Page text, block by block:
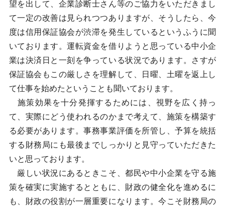
望を出して、企業診断士さん等のご協力をいただきまし
て一定の改善は見られつつありますが、そうしたら、今
度は信用保証協会が渋滞を発生しているというふうに聞
いております。運転資金を借りようと思っている中小企
業は決済日と一刻を争っている状況であります。さすが
保証協会もこの厳しさを理解して、日曜、土曜を返上し
て仕事を始めたということも聞いております。
施策効果を十分発揮するためには、視野を広く持っ
て、実際にどう使われるのかまで考えて、施策を構築す
る必要があります。事務事業評価を所管し、予算を統括
する財務局にも最後までしっかりと見守っていただきた
いと思っております。
厳しい状況にあるときこそ、都民や中小企業を守る施
策を確実に実施するとともに、財政の健全化を進めるに
も、財政の役割が一層重要になります。今こそ財務局の